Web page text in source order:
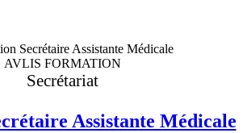
AVLIS FORMATION
Secrétariat
Assistante Médicale